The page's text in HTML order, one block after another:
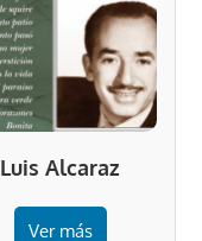
Luis Alcaraz
Ver más